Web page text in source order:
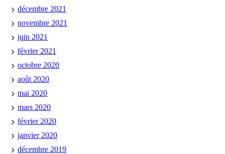
décembre 2021
novembre 2021
juin 2021
février 2021
octobre 2020
août 2020
mai 2020
mars 2020
février 2020
janvier 2020
décembre 2019